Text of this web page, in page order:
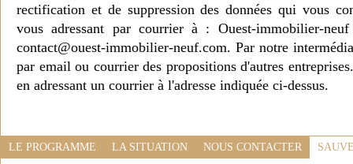
rectification et de suppression des données qui vous
vous adressant par courrier à : Ouest-immobilier-
contact@ouest-immobilier-neuf.com. Par notre
par email ou courrier des propositions d'autres
en adressant un courrier à l'adresse indiquée ci-dessus.
LE PROGRAMME LA SITUATION NOUS CONTACTER